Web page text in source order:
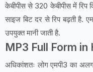
केबीपीस से 320 केबीपीस में रिप
साइज बिट दर से रिप बढ़ती है.
उपयुक्त मानी जाती है.
MP3 Full Form in
अधिकांशतः लोग एमपी3 का